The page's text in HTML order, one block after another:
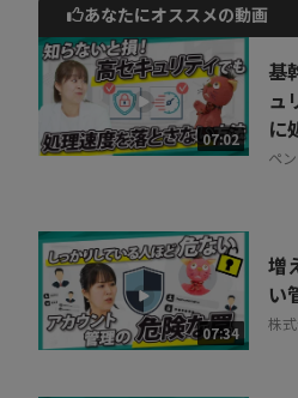
動画でご紹介している
お気軽にご相談・ご質
30秒でお申し
相談を希望す
あなたにオススメの動画
07:02
基
ュ
に
ペ
07:34
増
い
株